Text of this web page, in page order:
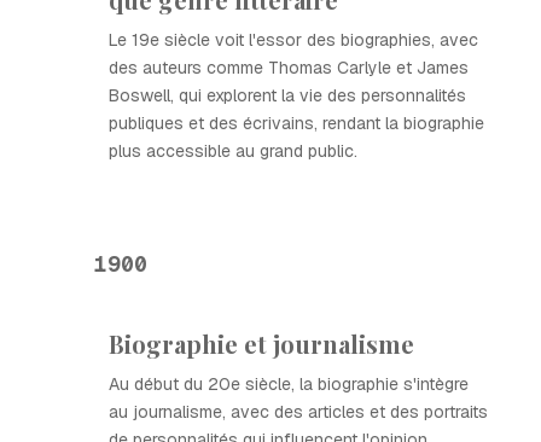
Le 19e siècle voit l'essor des biographies, avec
des auteurs comme Thomas Carlyle et James
Boswell, qui explorent la vie des personnalités
publiques et des écrivains, rendant la biographie
plus accessible au grand public.
1900
Biographie et journalisme
Au début du 20e siècle, la biographie s'intègre
au journalisme, avec des articles et des portraits